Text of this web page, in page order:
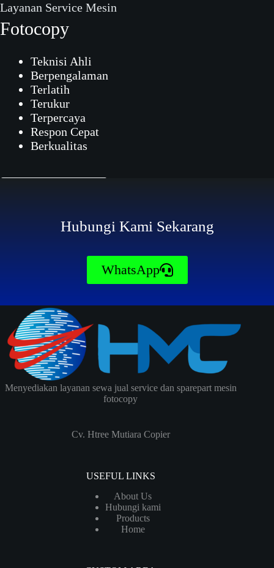
Layanan Service Mesin
Fotocopy
Teknisi Ahli
Berpengalaman
Terlatih
Terukur
Terpercaya
Respon Cepat
Berkualitas
Hubungi Kami Sekarang
WhatsApp
Menyediakan layanan sewa jual service dan sparepart mesin
fotocopy
Cv. Htree Mutiara Copier
USEFUL LINKS
About Us
Hubungi kami
Products
Home